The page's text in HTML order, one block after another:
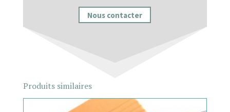
Nous contacter
Produits similaires